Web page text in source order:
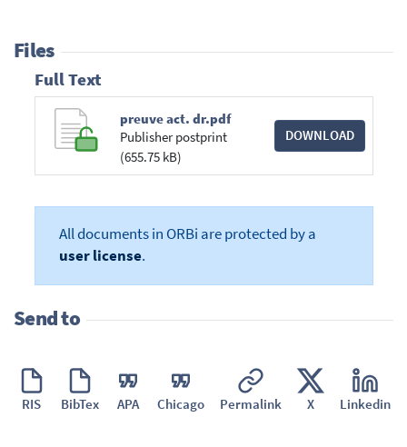
Files
Full Text
preuve act. dr.pdf
Publisher postprint
(655.75 kB)
DOWNLOAD
All documents in ORBi are protected by a
user license.
Send to
RIS BibTex APA Chicago Permalink X Linkedin